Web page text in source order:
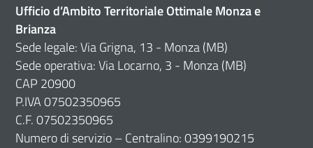
Ufficio d’Ambito Territoriale Ottimale Monza e
Brianza
Sede legale: Via Grigna, 13 - Monza (MB)
Sede operativa: Via Locarno, 3 - Monza (MB)
CAP 20900
P.IVA 07502350965
C.F. 07502350965
Numero di servizio – Centralino: 0399190215